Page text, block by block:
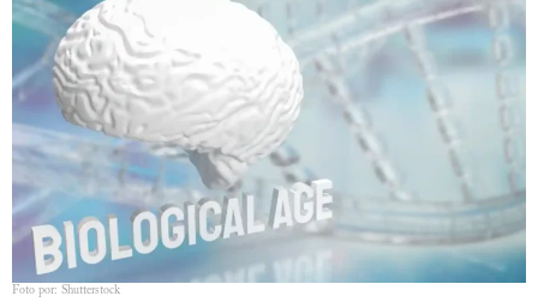
Foto por: Shutterstock